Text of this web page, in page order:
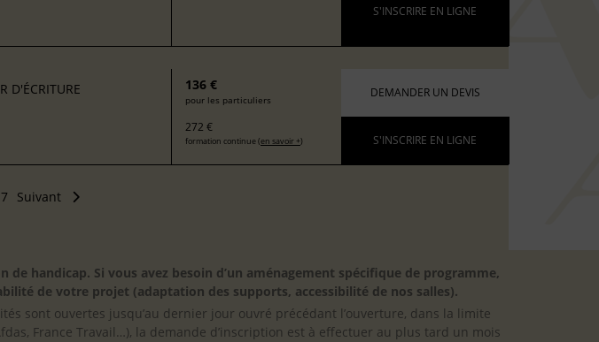
S'INSCRIRE EN LIGNE
D'ÉCRITURE 136 €
pour les particuliers
272 €
formation continue (en savoir +)
DEMANDER UN DEVIS
S'INSCRIRE EN LIGNE
7 Suivant
de handicap. Si vous avez besoin d’un aménagement spécifique de programme,
de votre projet (adaptation des supports, accessibilité de nos salles).
sont ouvertes jusqu’au dernier jour ouvré précédant l’ouverture, dans la limite
France Travail…), la demande d’inscription est à effectuer au plus tard un mois